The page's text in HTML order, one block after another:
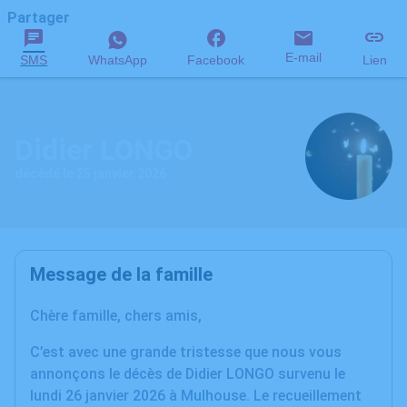
Partager
SMS WhatsApp Facebook E-mail Lien
Message de la famille
Chère famille, chers amis,
C’est avec une grande tristesse que nous vous
annonçons le décès de Didier LONGO survenu le
lundi 26 janvier 2026 à Mulhouse. Le recueillement